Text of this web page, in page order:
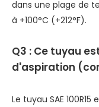
dans une plage de
à +100°C (+212°F).
Q3 : Ce tuyau
d'aspiration
Le tuyau SAE